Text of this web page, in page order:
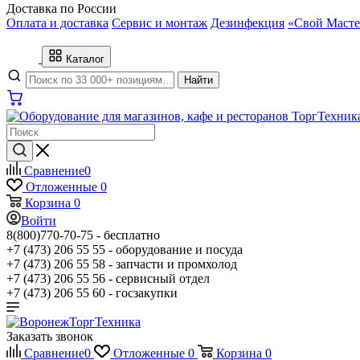
Доставка по России
Оплата и доставка Сервис и монтаж Дезинфекция «Свой
Каталог
Найти
Сравнение0
Отложенные 0
Корзина 0
Войти
8(800)770-70-75 - бесплатно
+7 (473) 206 55 55 - оборудование и посуда
+7 (473) 206 55 58 - запчасти и промхолод
+7 (473) 206 55 56 - сервисный отдел
+7 (473) 206 55 60 - госзакупки
Заказать звонок
Сравнение0 Отложенные 0 Корзина 0